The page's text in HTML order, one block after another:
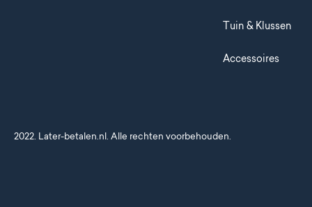
Tuin & Klussen
Accessoires
2022. Later-betalen.nl. Alle rechten voorbehouden.